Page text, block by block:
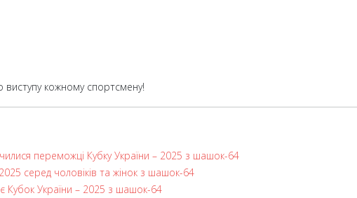
виступу кожному спортсмену!
переможці Кубку України – 2025 з шашок-64
серед чоловіків та жінок з шашок-64
Кубок України – 2025 з шашок-64